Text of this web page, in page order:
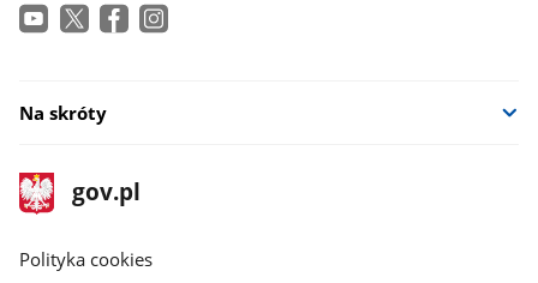
Na skróty
stopka
gov.pl
Strona
gov.pl
gov.pl
Polityka cookies